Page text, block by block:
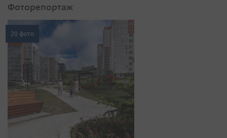
Фоторепортаж
20 фото